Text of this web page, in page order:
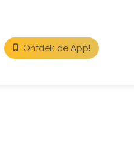
Ontdek de App!